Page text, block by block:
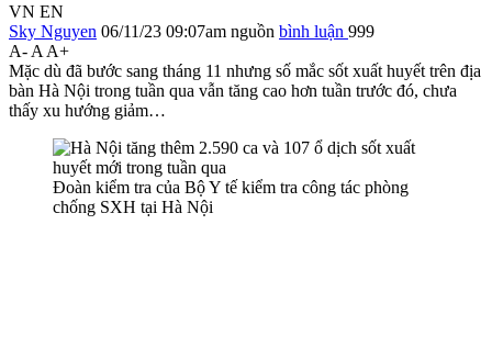
VN EN
Sky Nguyen 06/11/23 09:07am nguồn bình luận 999
A- A A+
Mặc dù đã bước sang tháng 11 nhưng số mắc sốt xuất huyết trên địa
bàn Hà Nội trong tuần qua vẫn tăng cao hơn tuần trước đó, chưa
thấy xu hướng giảm…
Đoàn kiểm tra của Bộ Y tế kiểm tra công tác phòng
chống SXH tại Hà Nội